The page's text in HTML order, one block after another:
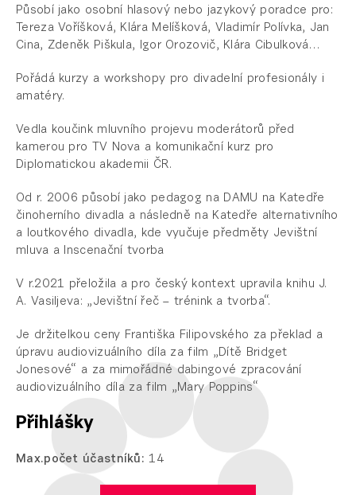
Působí jako osobní hlasový nebo jazykový poradce pro:
Tereza Voříšková, Klára Melíšková, Vladimír Polívka, Jan
Cina, Zdeněk Piškula, Igor Orozovič, Klára Cibulková…
Pořádá kurzy a workshopy pro divadelní profesionály i
amatéry.
Vedla koučink mluvního projevu moderátorů před
kamerou pro TV Nova a komunikační kurz pro
Diplomatickou akademii ČR.
Od r. 2006 působí jako pedagog na DAMU na Katedře
činoherního divadla a následně na Katedře alternativního
a loutkového divadla, kde vyučuje předměty Jevištní
mluva a Inscenační tvorba
V r.2021 přeložila a pro český kontext upravila knihu J.
A. Vasiljeva: „Jevištní řeč – trénink a tvorba“.
Je držitelkou ceny Františka Filipovského za překlad a
úpravu audiovizuálního díla za film „Dítě Bridget
Jonesové“ a za mimořádné dabingové zpracování
audiovizuálního díla za film „Mary Poppins“
Přihlášky
Max.počet účastníků: 14